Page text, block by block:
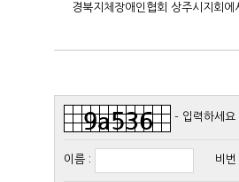
경북지체장애인협회 상주시지회
- 입력하세요
이름: 비번